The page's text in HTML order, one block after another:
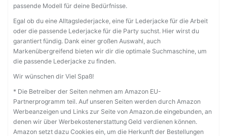
passende Modell für deine Bedürfnisse.
Egal ob du eine Alltagslederjacke, eine für Lederjacke für die Arbeit
oder die passende Lederjacke für die Party suchst. Hier wirst du
garantiert fündig. Dank einer großen Auswahl, auch
Markenübergreifend bieten wir dir die optimale Suchmaschine, um
die passende Lederjacke zu finden.
Wir wünschen dir Viel Spaß!
* Die Betreiber der Seiten nehmen am Amazon EU-
Partnerprogramm teil. Auf unseren Seiten werden durch Amazon
Werbeanzeigen und Links zur Seite von Amazon.de eingebunden, an
denen wir über Werbekostenerstattung Geld verdienen können.
Amazon setzt dazu Cookies ein, um die Herkunft der Bestellungen